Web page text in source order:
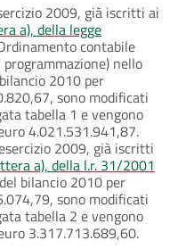
2009, già iscritti ai
a), della legge
contabile
nello
2010 per
sono modificati
tabella 1 e vengono
4.021.531.941,87.
2009, già iscritti
a), della l.r. 31/2001
bilancio 2010 per
sono modificati
tabella 2 e vengono
3.317.713.689,60.